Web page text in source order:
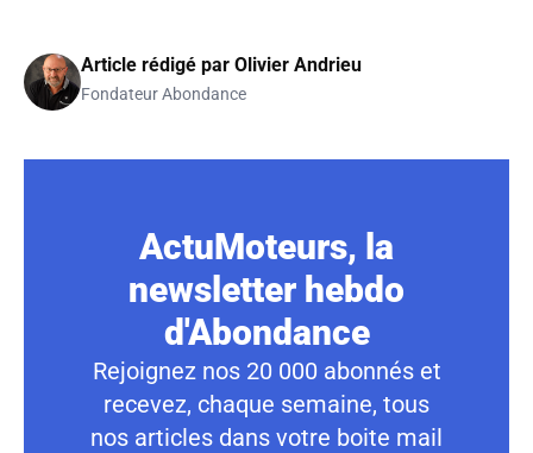
Article rédigé par Olivier Andrieu
Fondateur Abondance
ActuMoteurs, la
newsletter hebdo
d'Abondance
Rejoignez nos 20 000 abonnés et
recevez, chaque semaine, tous
nos articles dans votre boite mail